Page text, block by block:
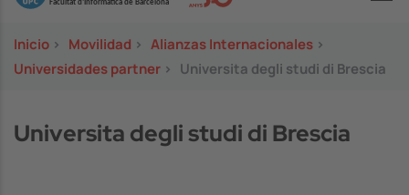
Inicio > Movilidad > Alianzas Internacionales >
Universidades partner > Universita degli studi di Brescia
Universita degli studi di Brescia